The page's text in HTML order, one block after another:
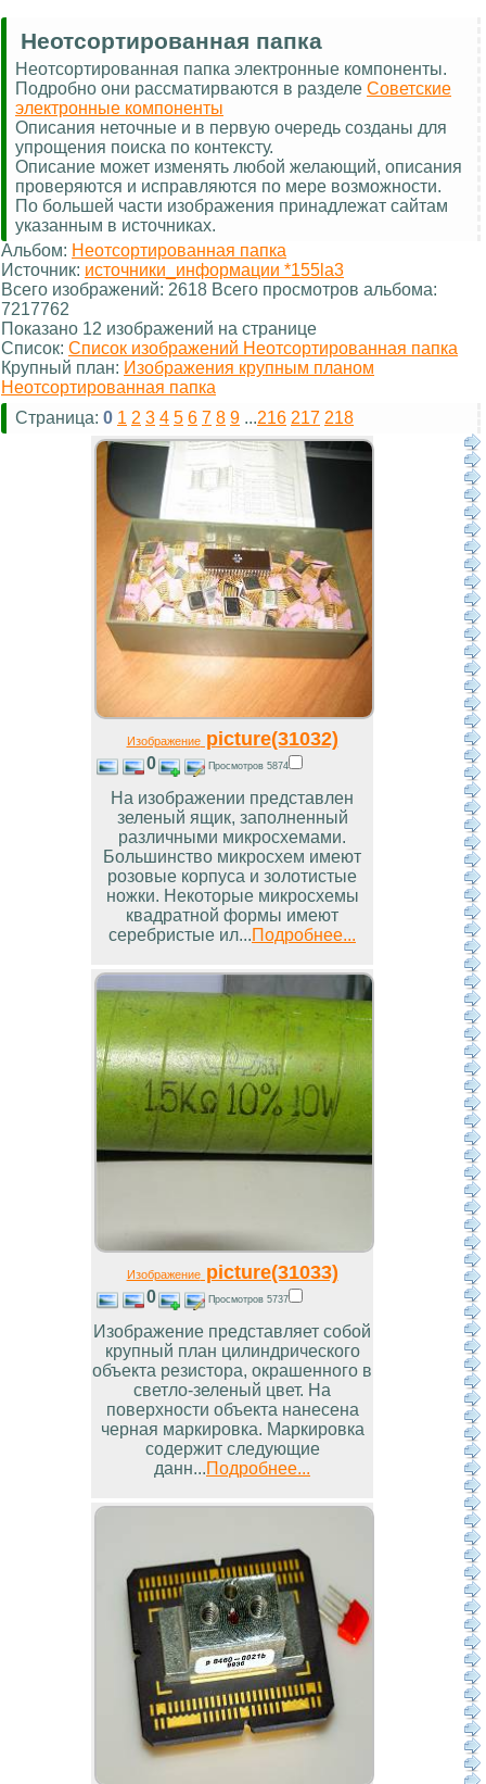
Неотсортированная папка
Неотсортированная папка электронные компоненты.
Подробно они рассматирваются в разделе Советские
электронные компоненты
Описания неточные и в первую очередь созданы для
упрощения поиска по контексту.
Описание может изменять любой желающий, описания
проверяются и исправляются по мере возможности.
По большей части изображения принадлежат сайтам
указанным в источниках.
Альбом: Неотсортированная папка
Источник: источники_информации *155la3
Всего изображений: 2618 Всего просмотров альбома:
7217762
Показано 12 изображений на странице
Список: Список изображений Неотсортированная папка
Крупный план: Изображения крупным планом
Неотсортированная папка
Страница: 0 1 2 3 4 5 6 7 8 9 ...216 217 218
Изображениеpicture(31032)
0 Просмотров 5874
На изображении представлен
зеленый ящик, заполненный
различными микросхемами.
Большинство микросхем имеют
розовые корпуса и золотистые
ножки. Некоторые микросхемы
квадратной формы имеют
серебристые ил...Подробнее...
Изображениеpicture(31033)
0 Просмотров 5737
Изображение представляет собой
крупный план цилиндрического
объекта резистора, окрашенного в
светло-зеленый цвет. На
поверхности объекта нанесена
черная маркировка. Маркировка
содержит следующие
данн...Подробнее...